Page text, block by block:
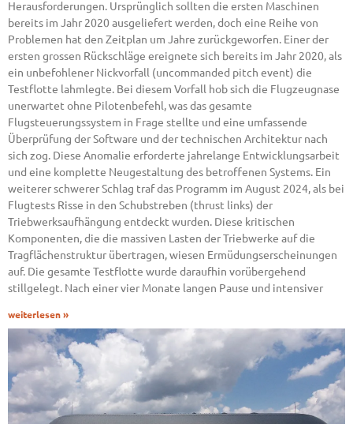
Herausforderungen. Ursprünglich sollten die ersten Maschinen
bereits im Jahr 2020 ausgeliefert werden, doch eine Reihe von
Problemen hat den Zeitplan um Jahre zurückgeworfen. Einer der
ersten grossen Rückschläge ereignete sich bereits im Jahr 2020, als
ein unbefohlener Nickvorfall (uncommanded pitch event) die
Testflotte lahmlegte. Bei diesem Vorfall hob sich die Flugzeugnase
unerwartet ohne Pilotenbefehl, was das gesamte
Flugsteuerungssystem in Frage stellte und eine umfassende
Überprüfung der Software und der technischen Architektur nach
sich zog. Diese Anomalie erforderte jahrelange Entwicklungsarbeit
und eine komplette Neugestaltung des betroffenen Systems. Ein
weiterer schwerer Schlag traf das Programm im August 2024, als bei
Flugtests Risse in den Schubstreben (thrust links) der
Triebwerksaufhängung entdeckt wurden. Diese kritischen
Komponenten, die die massiven Lasten der Triebwerke auf die
Tragflächenstruktur übertragen, wiesen Ermüdungserscheinungen
auf. Die gesamte Testflotte wurde daraufhin vorübergehend
stillgelegt. Nach einer vier Monate langen Pause und intensiver
weiterlesen »